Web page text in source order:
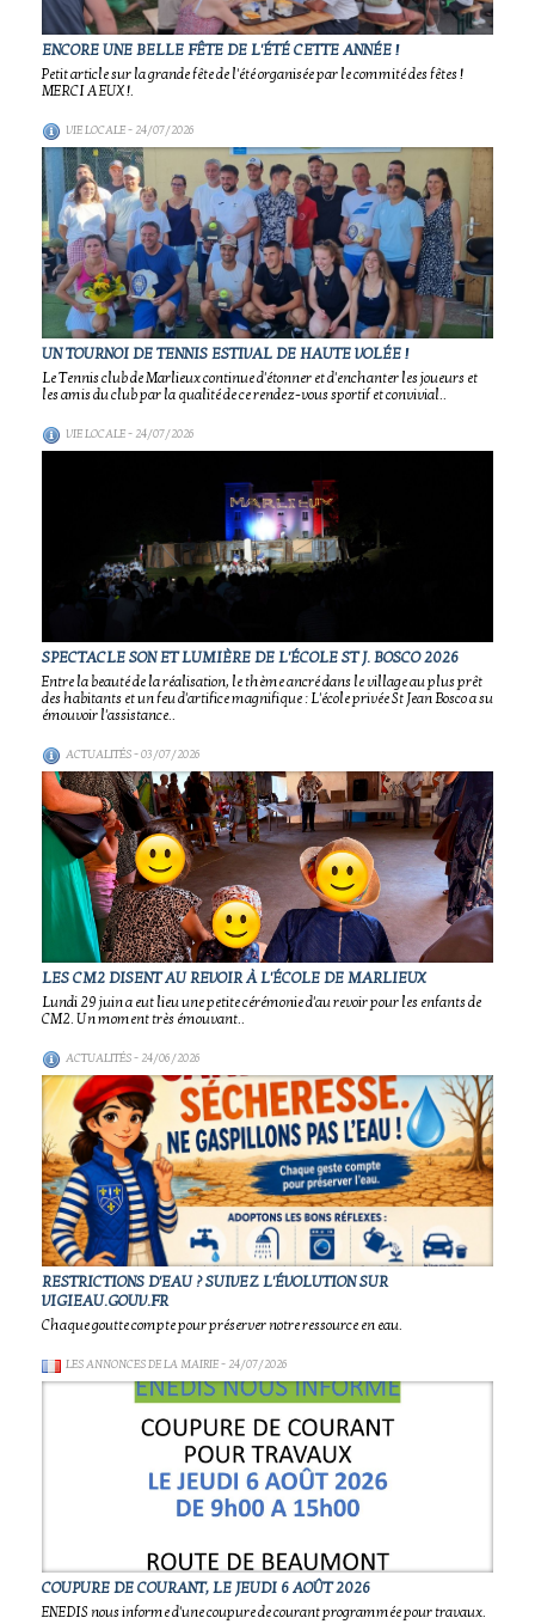
ENCORE UNE BELLE FÊTE DE L'ÉTÉ CETTE ANNÉE !
Petit article sur la grande fête de l'été organisée par le commité des fêtes !
MERCI A EUX !.
VIE LOCALE- 24/07/2026
UN TOURNOI DE TENNIS ESTIVAL DE HAUTE VOLÉE !
Le Tennis club de Marlieux continue d'étonner et d'enchanter les joueurs et
les amis du club par la qualité de ce rendez-vous sportif et convivial..
VIE LOCALE- 24/07/2026
SPECTACLE SON ET LUMIÈRE DE L'ÉCOLE ST J. BOSCO 2026
Entre la beauté de la réalisation, le thème ancré dans le village au plus prêt
des habitants et un feu d'artifice magnifique : L'école privée St Jean Bosco a su
émouvoir l'assistance..
ACTUALITÉS- 03/07/2026
LES CM2 DISENT AU REVOIR À L'ÉCOLE DE MARLIEUX
Lundi 29 juin a eut lieu une petite cérémonie d'au revoir pour les enfants de
CM2. Un moment très émouvant..
ACTUALITÉS- 24/06/2026
RESTRICTIONS D'EAU ? SUIVEZ L'ÉVOLUTION SUR
VIGIEAU.GOUV.FR
Chaque goutte compte pour préserver notre ressource en eau.
LES ANNONCES DE LA MAIRIE- 24/07/2026
COUPURE DE COURANT, LE JEUDI 6 AOÛT 2026
ENEDIS nous informe d'une coupure de courant programmée pour travaux.